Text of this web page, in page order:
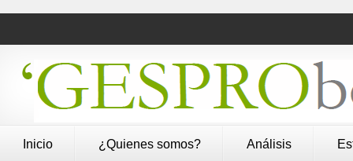
Inicio ¿Quienes somos? Análisis